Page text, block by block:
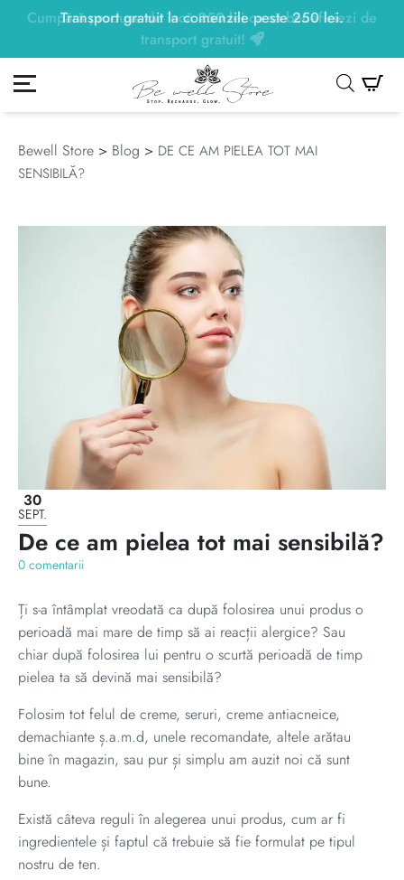
Transport gratuit la comenzile peste250lei.
250lei
meu
Bewell Store > Blog > DE CE AM PIELEA TOT MAI
SENSIBILĂ?
30
SEPT.
De ce am pielea tot mai sensibilă?
0 comentarii
Ți s-a întâmplat vreodată ca după folosirea unui produs o
perioadă mai mare de timp să ai reacții alergice? Sau
chiar după folosirea lui pentru o scurtă perioadă de timp
pielea ta să devină mai sensibilă?
Folosim tot felul de creme, seruri, creme antiacneice,
demachiante ș.a.m.d, unele recomandate, altele arătau
bine în magazin, sau pur și simplu am auzit noi că sunt
bune.
Există câteva reguli în alegerea unui produs, cum ar fi
ingredientele și faptul că trebuie să fie formulat pe tipul
nostru de ten.